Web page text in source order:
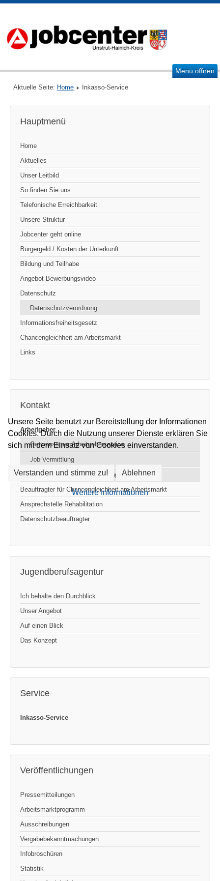
Menü öffnen
Aktuelle Seite: Home Inkasso-Service
Hauptmenü
Home
Aktuelles
Unser Leitbild
So finden Sie uns
Telefonische Erreichbarkeit
Unsere Struktur
Jobcenter geht online
Bürgergeld / Kosten der Unterkunft
Bildung und Teilhabe
Angebot Bewerbungsvideo
Datenschutz
Datenschutzverordnung
Informationsfreiheitsgesetz
Chancengleichheit am Arbeitsmarkt
Links
Kontakt
Arbeitgeber
Gemeinsamer Arbeitgeberservice
Job-Vermittlung
Bewerberorientierte Vermittlung
Beauftragter für Chancengleichheit am Arbeitsmarkt
Ansprechstelle Rehabilitation
Datenschutzbeauftragter
Jugendberufsagentur
Ich behalte den Durchblick
Unser Angebot
Auf einen Blick
Das Konzept
Service
Inkasso-Service
Veröffentlichungen
Pressemitteilungen
Arbeitsmarktprogramm
Ausschreibungen
Vergabebekanntmachungen
Infobroschüren
Statistik
Unsere Seite benutzt zur Bereitstellung der Informationen
Cookies. Durch die Nutzung unserer Dienste erklären Sie
sich mit dem Einsatz von Cookies einverstanden.
Verstanden und stimme zu! Ablehnen
Weitere Informationen